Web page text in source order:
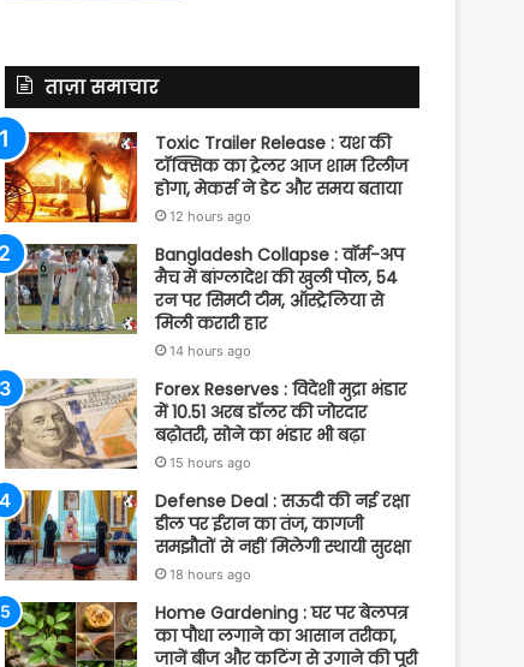
ताज़ा समाचार
Toxic Trailer Release : यश की
टॉक्सिक का ट्रेलर आज शाम रिलीज
होगा, मेकर्स ने डेट और समय बताया
12 hours ago
Bangladesh Collapse : वॉर्म-अप
मैच में बांग्लादेश की खुली पोल, 54
रन पर सिमटी टीम, ऑस्ट्रेलिया से
मिली करारी हार
14 hours ago
Forex Reserves : विदेशी मुद्रा भंडार
में 10.51 अरब डॉलर की जोरदार
बढ़ोतरी, सोने का भंडार भी बढ़ा
15 hours ago
Defense Deal : सऊदी की नई रक्षा
डील पर ईरान का तंज, कागजी
समझौतों से नहीं मिलेगी स्थायी सुरक्षा
18 hours ago
Home Gardening : घर पर बेलपत्र
का पौधा लगाने का आसान तरीका,
जानें बीज और कटिंग से उगाने की पूरी